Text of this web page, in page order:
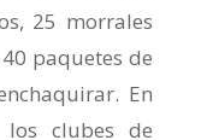
25 morrales
paquetes de
En
los clubes de